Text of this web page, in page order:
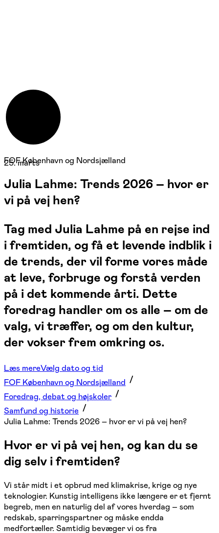
25. marts
FOF København og Nordsjælland
Julia Lahme: Trends 2026 – hvor er
vi på vej hen?
Tag med Julia Lahme på en rejse ind
i fremtiden, og få et levende indblik i
de trends, der vil forme vores måde
at leve, forbruge og forstå verden
på i det kommende årti. Dette
foredrag handler om os alle – om de
valg, vi træffer, og om den kultur,
der vokser frem omkring os.
Læs mereVælg dato og tid
FOF København og Nordsjælland
Foredrag, debat og højskoler
Samfund og historie
Julia Lahme: Trends 2026 – hvor er vi på vej hen?
Hvor er vi på vej hen, og kan du se
dig selv i fremtiden?
Vi står midt i et opbrud med klimakrise, krige og nye
teknologier. Kunstig intelligens ikke længere er et fjernt
begreb, men en naturlig del af vores hverdag – som
redskab, sparringspartner og måske endda
medfortæller. Samtidig bevæger vi os fra